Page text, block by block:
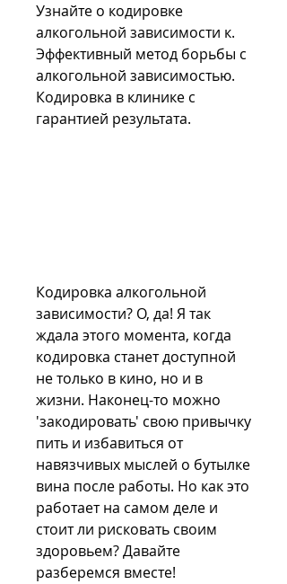
Узнайте о кодировке
алкогольной зависимости к.
Эффективный метод борьбы с
алкогольной зависимостью.
Кодировка в клинике с
гарантией результата.
Кодировка алкогольной
зависимости? О, да! Я так
ждала этого момента, когда
кодировка станет доступной
не только в кино, но и в
жизни. Наконец-то можно
'закодировать' свою привычку
пить и избавиться от
навязчивых мыслей о бутылке
вина после работы. Но как это
работает на самом деле и
стоит ли рисковать своим
здоровьем? Давайте
разберемся вместе!